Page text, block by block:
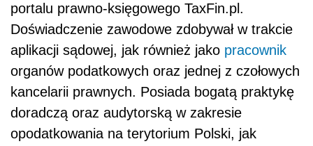
portalu prawno-księgowego TaxFin.pl.
Doświadczenie zawodowe zdobywał w trakcie
aplikacji sądowej, jak również jako pracownik
organów podatkowych oraz jednej z czołowych
kancelarii prawnych. Posiada bogatą praktykę
doradczą oraz audytorską w zakresie
opodatkowania na terytorium Polski, jak